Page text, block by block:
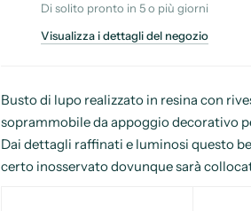
Di solito pronto in 5 o più giorni
Visualizza i dettagli del negozio
Busto di lupo realizzato in resina con
soprammobile da appoggio decorativo
Dai dettagli raffinati e luminosi questo
certo inosservato dovunque sarà